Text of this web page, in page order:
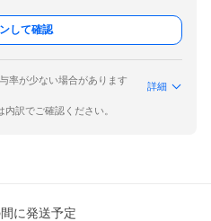
して確認
率が少ない場合があります
詳細
訳でご確認ください。
に発送予定